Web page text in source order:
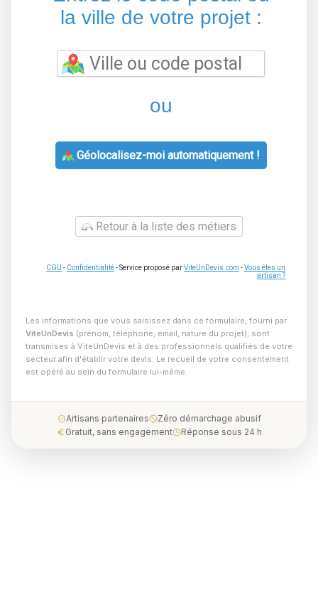
la ville de votre projet :
ou
Géolocalisez-moi automatiquement !
Retour à la liste des métiers
CGU - Confidentialité- Service proposé parViteUnDevis.com -Vous êtes un
artisan ?
Les informations que vous saisissez dans ce formulaire, fourni par
ViteUnDevis (prénom, téléphone, email, nature du projet), sont
transmises à ViteUnDevis et à des professionnels qualifiés de votre
secteur afin d'établir votre devis. Le recueil de votre consentement
est opéré au sein du formulaire lui-même.
Artisans partenaires
Zéro démarchage abusif
Gratuit, sans engagement
Réponse sous 24 h